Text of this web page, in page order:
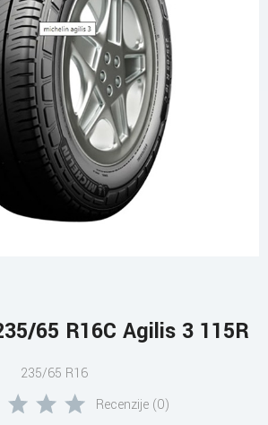
65 R16C Agilis 3 115R
235/65 R16
Recenzije (0)